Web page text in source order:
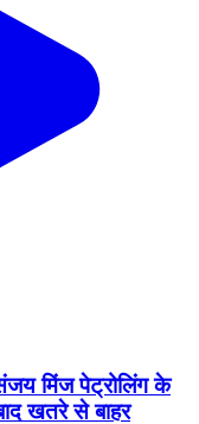
मिंज पेट्रोलिंग के